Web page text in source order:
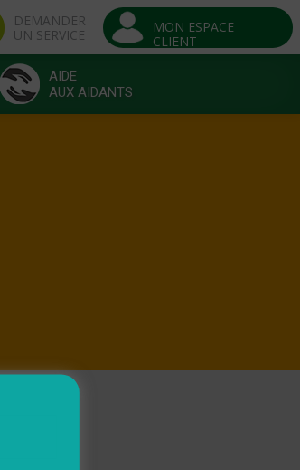
DEMANDER
UN SERVICE
MON ESPACE
CLIENT
AIDE
AUX AIDANTS